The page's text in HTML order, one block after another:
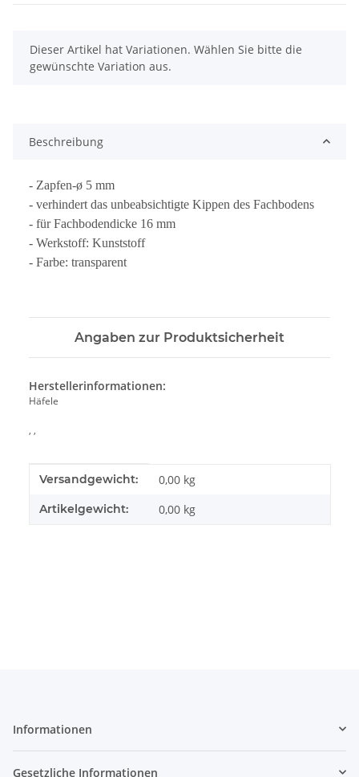
x
Dieser Artikel hat Variationen. Wählen Sie bitte die
gewünschte Variation aus.
Beschreibung
- Zapfen-ø 5 mm
- verhindert das unbeabsichtigte Kippen des Fachbodens
- für Fachbodendicke 16 mm
- Werkstoff: Kunststoff
- Farbe: transparent
Angaben zur Produktsicherheit
Herstellerinformationen:
Häfele
, ,
Produkteigenschaft
Wert
Versandgewicht: 0,00 kg
Artikelgewicht: 0,00 kg
Informationen
Gesetzliche Informationen